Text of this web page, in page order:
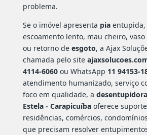
problema.
Se o imóvel apresenta piaentupida,
escoamento lento, mau cheiro,
ou retorno de esgoto, a Ajax
chamada pelo site
4114-6060ou WhatsApp 11 94153-
atendimento humanizado, serviço
foco em qualidade, a
Estela - Carapicuíbaoferece
residências, comércios,
que precisam resolver